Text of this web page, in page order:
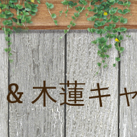
& 木蓮キ